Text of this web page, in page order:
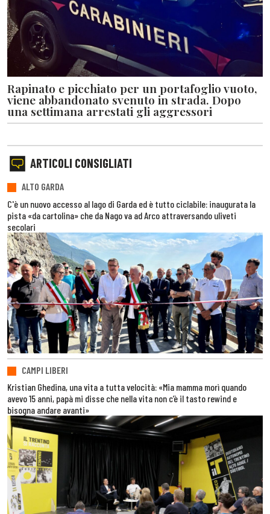
Rapinato e picchiato per un portafoglio vuoto,
viene abbandonato svenuto in strada. Dopo
una settimana arrestati gli aggressori
ARTICOLI CONSIGLIATI
ALTO GARDA
C'è un nuovo accesso al lago di Garda ed è tutto ciclabile: inaugurata la
pista «da cartolina» che da Nago va ad Arco attraversando uliveti
secolari
CAMPI LIBERI
Kristian Ghedina, una vita a tutta velocità: «Mia mamma morì quando
avevo 15 anni, papà mi disse che nella vita non c’è il tasto rewind e
bisogna andare avanti»